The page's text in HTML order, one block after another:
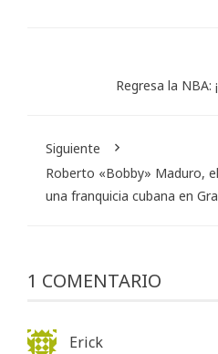
Regresa la
Siguiente
Roberto «Bobby» Maduro,
una franquicia cubana en
1 COMENTARIO
Erick